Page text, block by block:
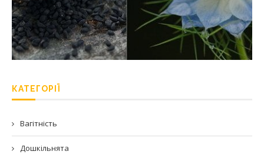
КАТЕГОРІЇ
Вагітність
Дошкільнята